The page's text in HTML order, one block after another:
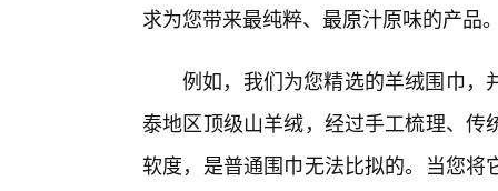
求为您带来最纯粹、最原汁原味的产品
例如，我们为您精选的羊绒围巾，
泰地区顶级山羊绒，经过手工梳理、
软度，是普通围巾无法比拟的。当您